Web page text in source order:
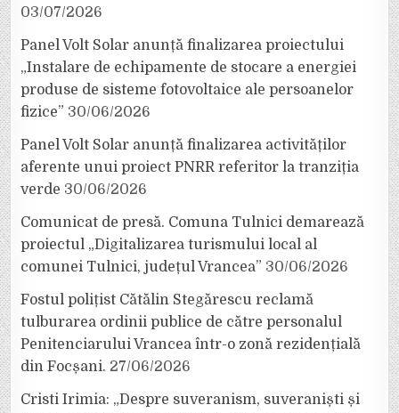
03/07/2026
Panel Volt Solar anunță finalizarea proiectului
„Instalare de echipamente de stocare a energiei
produse de sisteme fotovoltaice ale persoanelor
fizice” 30/06/2026
Panel Volt Solar anunță finalizarea activităților
aferente unui proiect PNRR referitor la tranziția
verde 30/06/2026
Comunicat de presă. Comuna Tulnici demarează
proiectul „Digitalizarea turismului local al
comunei Tulnici, județul Vrancea” 30/06/2026
Fostul polițist Cătălin Stegărescu reclamă
tulburarea ordinii publice de către personalul
Penitenciarului Vrancea într-o zonă rezidențială
din Focșani. 27/06/2026
Cristi Irimia: „Despre suveranism, suveraniști și